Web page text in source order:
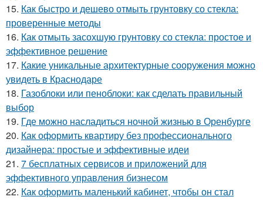
15. Как быстро и дешево отмыть грунтовку со стекла:
проверенные методы
16. Как отмыть засохшую грунтовку со стекла: простое и
эффективное решение
17. Какие уникальные архитектурные сооружения можно
увидеть в Краснодаре
18. Газоблоки или пеноблоки: как сделать правильный
выбор
19. Где можно насладиться ночной жизнью в Оренбурге
20. Как оформить квартиру без профессионального
дизайнера: простые и эффективные идеи
21. 7 бесплатных сервисов и приложений для
эффективного управления бизнесом
22. Как оформить маленький кабинет, чтобы он стал